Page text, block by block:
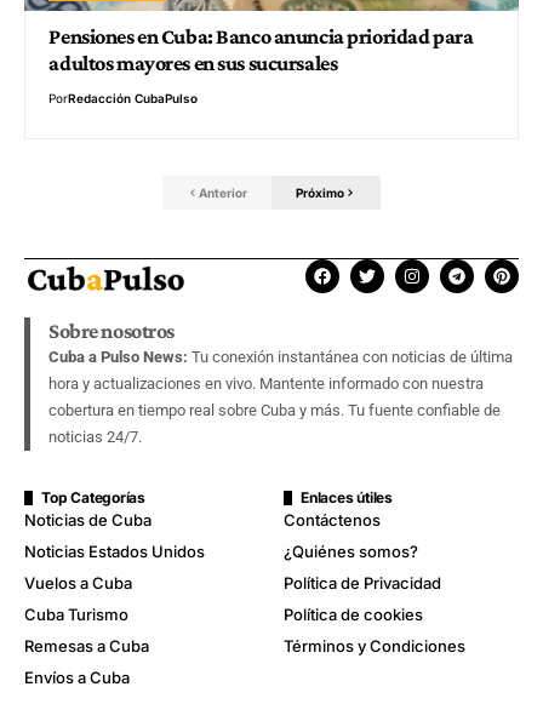
Pensiones en Cuba: Banco anuncia prioridad para
adultos mayores en sus sucursales
PorRedacción CubaPulso
Anterior Próximo
Sobre nosotros
Cuba a Pulso News: Tu conexión instantánea con noticias de última
hora y actualizaciones en vivo. Mantente informado con nuestra
cobertura en tiempo real sobre Cuba y más. Tu fuente confiable de
noticias 24/7.
Top Categorías
Noticias de Cuba
Noticias Estados Unidos
Vuelos a Cuba
Cuba Turismo
Remesas a Cuba
Envíos a Cuba
Enlaces útiles
Contáctenos
¿Quiénes somos?
Política de Privacidad
Política de cookies
Términos y Condiciones